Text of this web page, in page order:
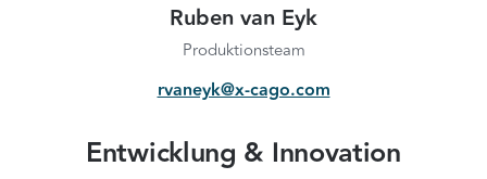
Ruben van Eyk
Produktionsteam
rvaneyk@x-cago.com
Entwicklung & Innovation